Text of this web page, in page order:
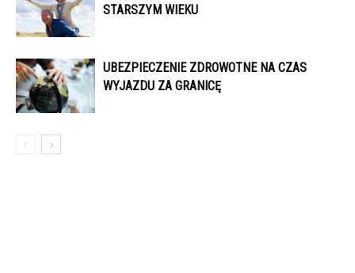
STARSZYM WIEKU
UBEZPIECZENIE ZDROWOTNE NA CZAS
WYJAZDU ZA GRANICĘ